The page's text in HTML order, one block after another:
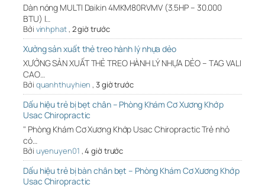
Dàn nóng MULTI Daikin 4MKM80RVMV (3.5HP – 30.000
BTU) l…
Bởi vinhphat, 2 giờ trước
Xưởng sản xuất thẻ treo hành lý nhựa dẻo
XƯỞNG SẢN XUẤT THẺ TREO HÀNH LÝ NHỰA DẺO – TAG VALI
CAO…
Bởi quanhthuyhien ,3 giờ trước
Dấu hiệu trẻ bị bẹt chân – Phòng Khám Cơ Xương Khớp
Usac Chiropractic
" Phòng Khám Cơ Xương Khớp Usac Chiropractic Trẻ nhỏ
có…
Bởi uyenuyen01 ,4 giờ trước
Dấu hiệu trẻ bị bàn chân bẹt – Phòng Khám Cơ Xương Khớp
Usac Chiropractic